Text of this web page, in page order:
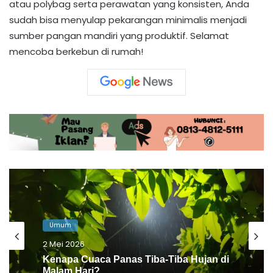
atau polybag serta perawatan yang konsisten, Anda
sudah bisa menyulap pekarangan minimalis menjadi
sumber pangan mandiri yang produktif. Selamat
mencoba berkebun di rumah!
Umum
22 April 2026
Calon Pengantin Kini Wajib Ikut Bimwin,
Apa Itu dan Apa Saja Syaratnya?